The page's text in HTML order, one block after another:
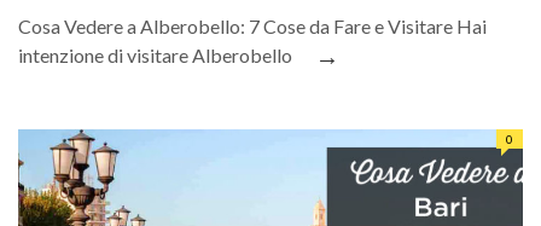
Cosa Vedere a Alberobello: 7 Cose da Fare e Visitare Hai
intenzione di visitare Alberobello
→
0